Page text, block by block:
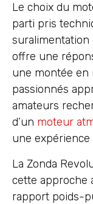
Le choix du
parti pris
suralimentation
offre une
une montée en
passionnés
amateurs
d’un moteur
une
La Zonda
cette approche
rapport poids-